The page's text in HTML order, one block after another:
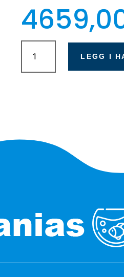
Sera
Fil
Bioactive
LEGG I